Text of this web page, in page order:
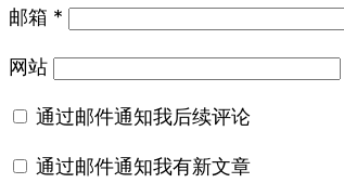
邮箱 *
网站
通过邮件通知我后续评论
通过邮件通知我有新文章